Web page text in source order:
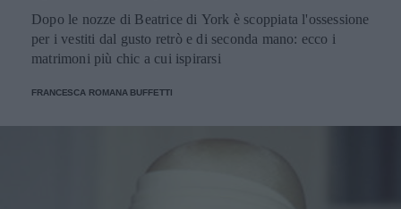
Dopo le nozze di Beatrice di York è scoppiata l'ossessione
per i vestiti dal gusto retrò e di seconda mano: ecco i
matrimoni più chic a cui ispirarsi
FRANCESCA ROMANA BUFFETTI